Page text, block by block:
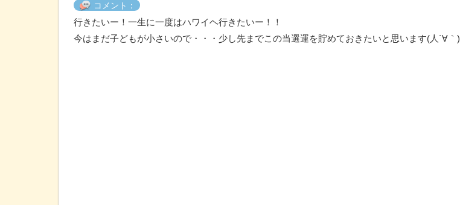
コメント：
行きたいー！一生に一度はハワイヘ行きたいー！！
今はまだ子どもが小さいので・・・少し先までこの当選運を貯めておきたいと思います(人´∀｀)